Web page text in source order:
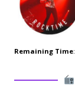
Remaining Time: